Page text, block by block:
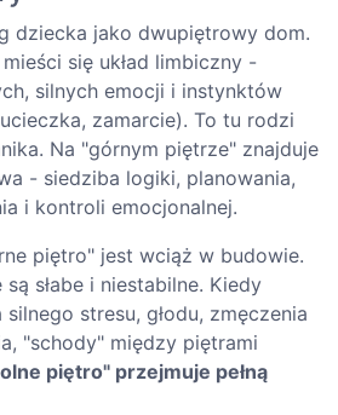
dziecka jako dwupiętrowy dom.
się układ limbiczny -
silnych emocji i instynktów
zamarcie). To tu rodzi
Na "górnym piętrze" znajduje
- siedziba logiki, planowania,
i kontroli emocjonalnej.
piętro" jest wciąż w budowie.
są słabe i niestabilne. Kiedy
stresu, głodu, zmęczenia
"schody" między piętrami
piętro" przejmuje pełną